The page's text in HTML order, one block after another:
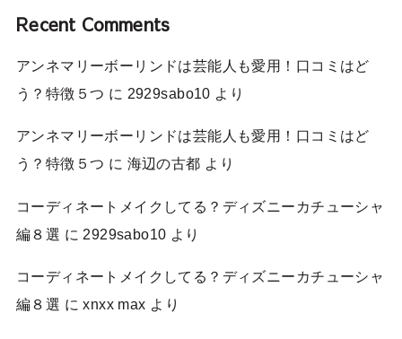
Recent Comments
アンネマリーボーリンドは芸能人も愛用！口コミはど
う？特徴５つ に 2929sabo10 より
アンネマリーボーリンドは芸能人も愛用！口コミはど
う？特徴５つ に 海辺の古都 より
コーディネートメイクしてる？ディズニーカチューシャ
編８選 に 2929sabo10 より
コーディネートメイクしてる？ディズニーカチューシャ
編８選 にxnxx max より